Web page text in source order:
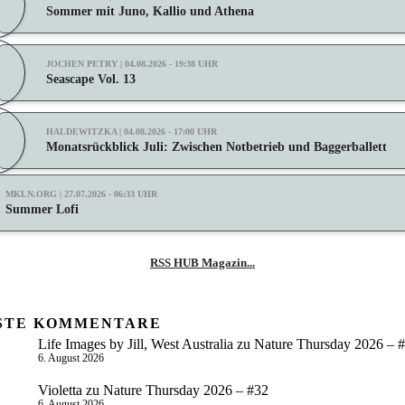
Sommer mit Juno, Kallio und Athena
JOCHEN PETRY | 04.08.2026 - 19:38 UHR
Seascape Vol. 13
HALDEWITZKA | 04.08.2026 - 17:00 UHR
Monatsrückblick Juli: Zwischen Notbetrieb und Baggerballett
MKLN.ORG | 27.07.2026 - 06:33 UHR
Summer Lofi
RSS HUB Magazin...
KOMMENTARE
Life Images by Jill, West Australia zuNature Thursday 2026 –
6. August 2026
Violetta zuNature Thursday 2026 – #32